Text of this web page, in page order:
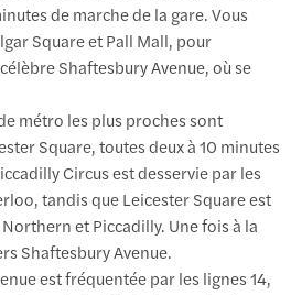
de marche de la gare. Vous
Square et Pall Mall, pour
Shaftesbury Avenue, où se
métro les plus proches sont
Square, toutes deux à 10 minutes
Circus est desservie par les
tandis que Leicester Square est
et Piccadilly. Une fois à la
Shaftesbury Avenue.
est fréquentée par les lignes 14,